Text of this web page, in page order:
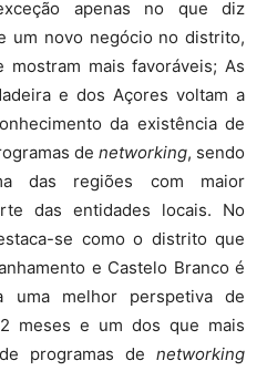
apenas no que diz
um novo negócio no distrito,
mais favoráveis; As
e dos Açores voltam a
da existência de
de networking, sendo
das regiões com maior
das entidades locais. No
se como o distrito que
e Castelo Branco é
uma melhor perspetiva de
meses e um dos que mais
programas de networking